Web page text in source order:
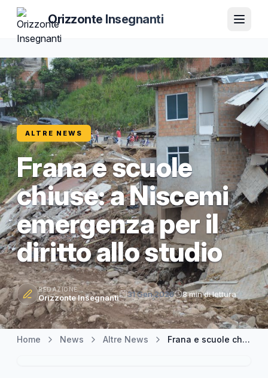
Orizzonte Insegnanti
ALTRE NEWS
Frana e scuole
chiuse: a Niscemi
emergenza per il
diritto allo studio
REDAZIONE
Orizzonte Insegnanti 31 Gen 2026 8 min di lettura
Home News Altre News Frana e scuole chiuse: a Niscemi emergenza per il diritto allo studio